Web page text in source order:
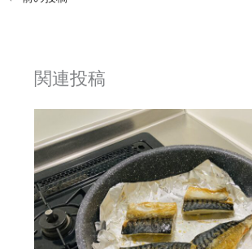
関連投稿